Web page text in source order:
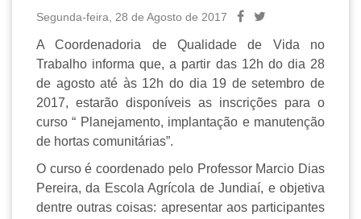
Segunda-feira, 28 de Agosto de 2017
A Coordenadoria de Qualidade de Vida no
Trabalho informa que, a partir das 12h do dia 28
de agosto até às 12h do dia 19 de setembro de
2017, estarão disponíveis as inscrições para o
curso “ Planejamento, implantação e manutenção
de hortas comunitárias”.
O curso é coordenado pelo Professor Marcio Dias
Pereira, da Escola Agrícola de Jundiaí, e objetiva
dentre outras coisas: apresentar aos participantes